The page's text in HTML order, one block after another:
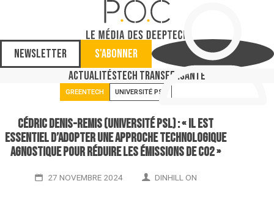
Newsletter
S'abonner
ActualitésTech TransferSanté
GREENTECH UNIVERSITÉ PSL
Cédric Denis-Remis (Université PSL) : « Il est
essentiel d’adopter une approche technologique
agnostique pour réduire les émissions de CO2 »
27 NOVEMBRE 2024 DINHILL ON